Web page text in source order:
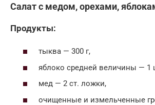
Салат с медом, орехами,
Продукты:
тыква — 300 г,
яблоко средней величины — 1
мед — 2 ст. ложки,
очищенные и измельченные